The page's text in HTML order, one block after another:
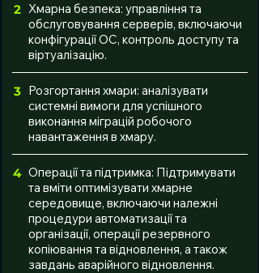
2 Хмарна безпека: управління та
обслуговування серверів, включаючи
конфігурації ОС, контроль доступу та
віртуалізацію.
3 Розгортання хмари: аналізувати
системні вимоги для успішного
виконання міграцій робочого
навантаження в хмару.
4 Операції та підтримка: Підтримувати
та вміти оптимізувати хмарне
середовище, включаючи належні
процедури автоматизації та
організації, операції резервного
копіювання та відновлення, а також
завдань аварійного відновлення.